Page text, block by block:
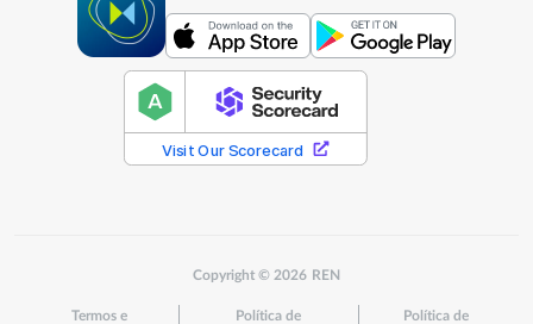
Copyright © 2026 REN
Termos e Política de Política de